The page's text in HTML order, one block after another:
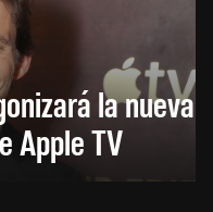
la nueva
Apple TV